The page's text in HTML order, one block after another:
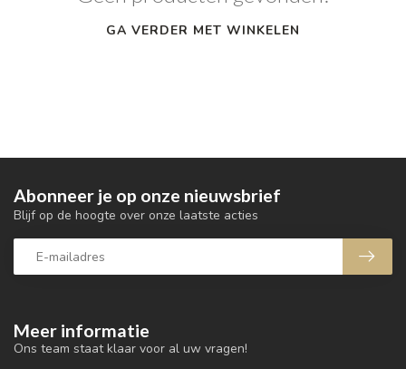
GA VERDER MET WINKELEN
Meer informatie
Ons team staat klaar voor al uw vragen!
Abonneer je op onze nieuwsbrief
Blijf op de hoogte over onze laatste acties